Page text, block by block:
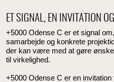
ET SIGNAL, EN INVITATION
+5000 Odense C er et signal
samarbejde og konkrete
der kan være med at gøre
til virkelighed.
+5000 Odense C er en